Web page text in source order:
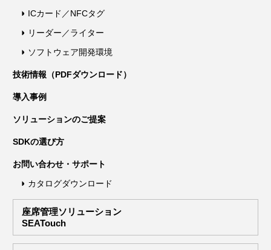
ICカード／NFCタグ
リーダー／ライター
ソフトウェア開発環境
技術情報（PDFダウンロード）
導入事例
ソリューションのご提案
SDKの選び方
お問い合わせ・サポート
カタログダウンロード
座席管理ソリューション
SEATouch